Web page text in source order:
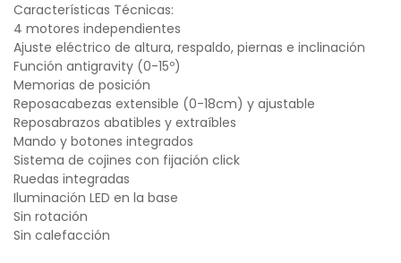
Características Técnicas:
4 motores independientes
Ajuste eléctrico de altura, respaldo, piernas e inclinación
Función antigravity (0-15º)
Memorias de posición
Reposacabezas extensible (0-18cm) y ajustable
Reposabrazos abatibles y extraíbles
Mando y botones integrados
Sistema de cojines con fijación click
Ruedas integradas
Iluminación LED en la base
Sin rotación
Sin calefacción